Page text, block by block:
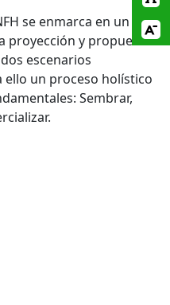
se enmarca en un
proyección y propuesta
escenarios
un proceso holístico
Sembrar,